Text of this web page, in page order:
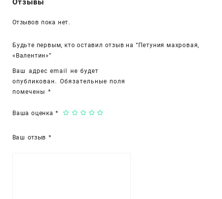
Отзывы
Отзывов пока нет.
Будьте первым, кто оставил отзыв на “Петуния махровая,
«Валентин»”
Ваш адрес email не будет
опубликован. Обязательные поля
помечены *
Ваша оценка *
Ваш отзыв *